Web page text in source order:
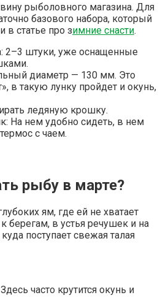
рыболовного магазина. Для
базового набора, который
в статье про зимние снасти.
2–3 штуки, уже оснащенные
диаметр — 130 мм. Это
в такую лунку пройдет и окунь,
ледяную крошку.
На нем удобно сидеть, в нем
с чаем.
рыбу в марте?
ям, где ей не хватает
берегам, в устья речушек и на
поступает свежая талая
часто крутится окунь и